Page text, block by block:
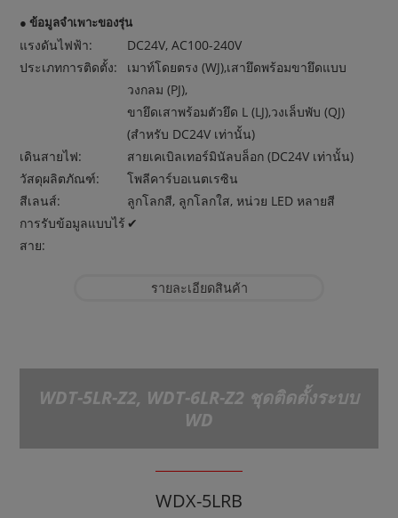
● ข้อมูลจำเพาะของรุ่น
แรงดันไฟฟ้า:
DC24V, AC100-240V
ประเภทการติดตั้ง:
เมาท์โดยตรง (WJ),เสายึดพร้อมขายึดแบบ
วงกลม (PJ),
ขายึดเสาพร้อมตัวยึด L (LJ),วงเล็บพับ (QJ)
(สำหรับ DC24V เท่านั้น)
เดินสายไฟ:
สายเคเบิลเทอร์มินัลบล็อก (DC24V เท่านั้น)
วัสดุผลิตภัณฑ์:
โพลีคาร์บอเนตเรซิน
สีเลนส์:
ลูกโลกสี, ลูกโลกใส, หน่วย LED หลายสี
การรับข้อมูลแบบไร้
สาย:
✔︎
รายละเอียดสินค้า
WDT-5LR-Z2, WDT-6LR-Z2 ชุดติดตั้งระบบ
WD
WDX-5LRB